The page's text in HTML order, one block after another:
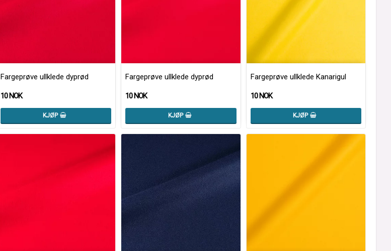
Fargeprøve ullklede dyprød
10 NOK
KJØP
Fargeprøve ullklede dyprød
10 NOK
KJØP
Fargeprøve ullklede Kanarigul
10 NOK
KJØP